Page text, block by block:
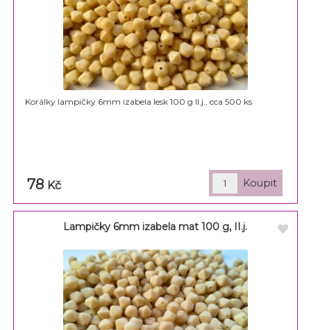
Korálky lampičky 6mm izabela lesk 100 g II.j., cca 500 ks
78 Kč
Lampičky 6mm izabela mat 100 g, II.j.